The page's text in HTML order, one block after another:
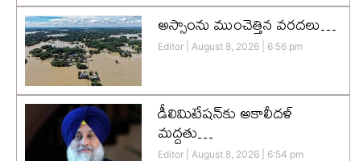
అస్సాంను ముంచెత్తిన వరదలు…
Editor August 8, 2026 6:56 pm
డీలిమిటేషన్‌కు అకాలీదళ్‌
మద్దతు…
Editor August 8, 2026 6:54 pm